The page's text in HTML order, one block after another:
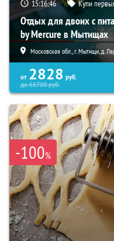
15:16:45 Купи
Отдых для двоих с
by Mercure в Мытищах
Московская обл., г. Мытищи, д.
от 2828 руб.
до65700руб.
-100%